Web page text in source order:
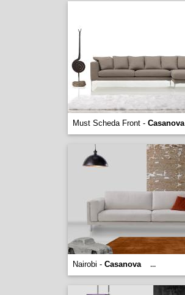
Must Scheda Front - Casanova
Nairobi - Casanova ...